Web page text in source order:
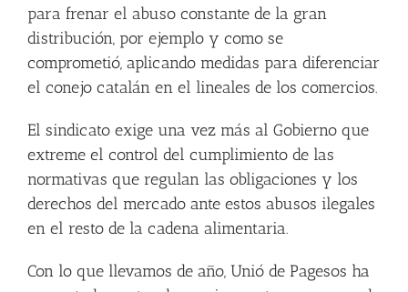
para frenar el abuso constante de la gran
distribución, por ejemplo y como se
comprometió, aplicando medidas para diferenciar
el conejo catalán en el lineales de los comercios.
El sindicato exige una vez más al Gobierno que
extreme el control del cumplimiento de las
normativas que regulan las obligaciones y los
derechos del mercado ante estos abusos ilegales
en el resto de la cadena alimentaria.
Con lo que llevamos de año, Unió de Pagesos ha